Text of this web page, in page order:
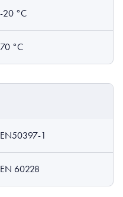
-20 °C
70 °C
EN50397-1
EN 60228